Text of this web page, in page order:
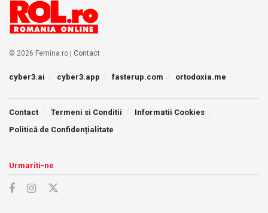
© 2026 Femina.ro | Contact
cyber3.ai cyber3.app fasterup.com ortodoxia.me
Contact Termeni si Conditii
Informatii Cookies
Politică de Confidențialitate
Urmariti-ne